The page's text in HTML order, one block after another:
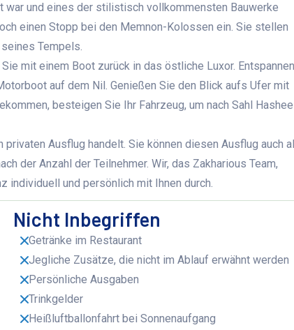
und eines der stilistisch vollkommensten Bauwerke
einen Stopp bei den Memnon-Kolossen ein. Sie stellen
Tempels.
mit einem Boot zurück in das östliche Luxor. Entspannen
auf dem Nil. Genießen Sie den Blick aufs Ufer mit
besteigen Sie Ihr Fahrzeug, um nach Sahl
Ausflug handelt. Sie können diesen Ausflug auch
der Anzahl der Teilnehmer. Wir, das Zakharious Team,
individuell und persönlich mit Ihnen durch.
Nicht Inbegriffen
Getränke im Restaurant
Jegliche Zusätze, die nicht im Ablauf erwähnt werden
Persönliche Ausgaben
Trinkgelder
Heißluftballonfahrt bei Sonnenaufgang